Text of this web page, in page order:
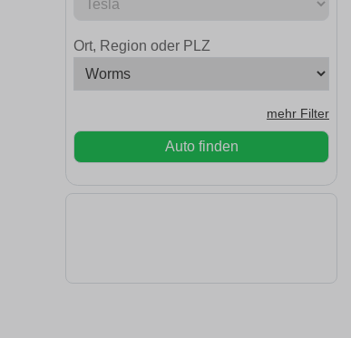
Ort, Region oder PLZ
mehr Filter
Auto finden